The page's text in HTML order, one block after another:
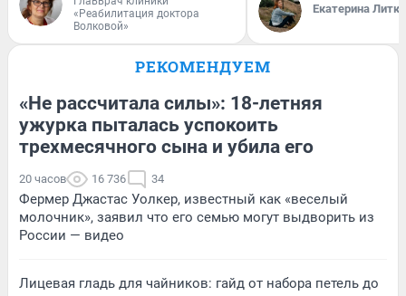
«Реабилитация доктора
Волковой»
Екатерина
РЕКОМЕНДУЕМ
«Не рассчитала силы»: 18-летняя
ужурка пыталась успокоить
трехмесячного сына и убила его
20 часов 16 736 34
Фермер Джастас Уолкер, известный как «веселый
молочник», заявил что его семью могут выдворить из
России — видео
Лицевая гладь для чайников: гайд от набора петель до